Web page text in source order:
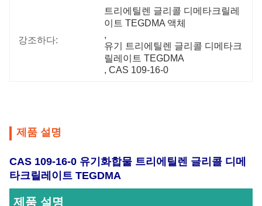
강조하다:
트리에틸렌 글리콜 디메타크릴레
이트 TEGDMA 액체
,
유기 트리에틸렌 글리콜 디메타크
릴레이트 TEGDMA
, CAS 109-16-0
제품 설명
CAS 109-16-0 유기화합물 트리에틸렌 글리콜 디메
타크릴레이트 TEGDMA
제품 설명